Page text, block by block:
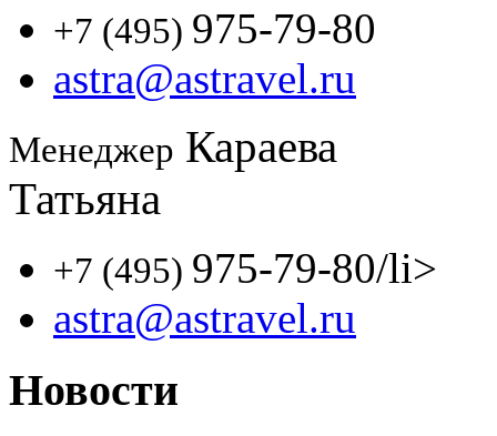
+7 (495) 975-79-80
astra@astravel.ru
Менеджер Караева
Татьяна
+7 (495) 975-79-80/li>
astra@astravel.ru
Новости